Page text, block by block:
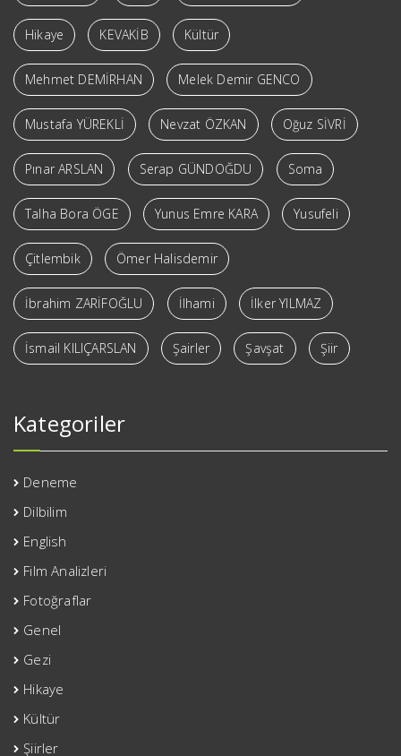
Hikaye KEVAKİB Kültür
Mehmet DEMİRHAN Melek Demir GENCO
Mustafa YÜREKLİ Nevzat ÖZKAN Oğuz SİVRİ
Pınar ARSLAN Serap GÜNDOĞDU Soma
Talha Bora ÖGE Yunus Emre KARA Yusufeli
Çitlembik Ömer Halisdemir
İbrahim ZARİFOĞLU İlhami İlker YILMAZ
İsmail KILIÇARSLAN Şairler Şavşat Şiir
Kategoriler
Deneme
Dilbilim
English
Film Analizleri
Fotoğraflar
Genel
Gezi
Hikaye
Kültür
Şiirler